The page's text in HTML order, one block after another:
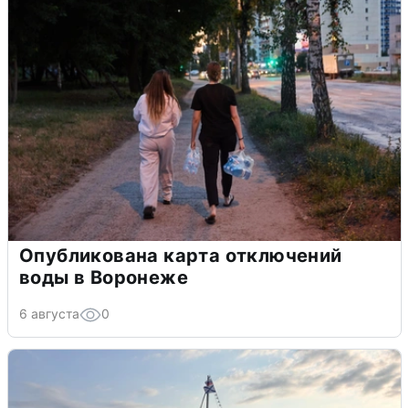
Опубликована карта отключений
воды в Воронеже
6 августа 0